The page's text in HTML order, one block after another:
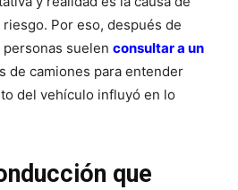
Por eso, después de
suelen consultar a un
de camiones para entender
del vehículo influyó en lo
que